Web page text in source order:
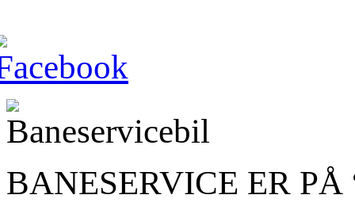
BANESERVICE ER